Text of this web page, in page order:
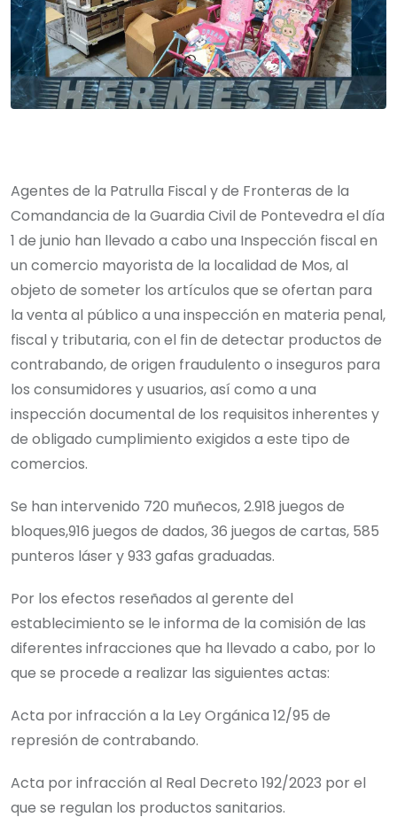
Agentes de la Patrulla Fiscal y de Fronteras de la
Comandancia de la Guardia Civil de Pontevedra el día
1 de junio han llevado a cabo una Inspección fiscal en
un comercio mayorista de la localidad de Mos, al
objeto de someter los artículos que se ofertan para
la venta al público a una inspección en materia penal,
fiscal y tributaria, con el fin de detectar productos de
contrabando, de origen fraudulento o inseguros para
los consumidores y usuarios, así como a una
inspección documental de los requisitos inherentes y
de obligado cumplimiento exigidos a este tipo de
comercios.
Se han intervenido 720 muñecos, 2.918 juegos de
bloques,916 juegos de dados, 36 juegos de cartas, 585
punteros láser y 933 gafas graduadas.
Por los efectos reseñados al gerente del
establecimiento se le informa de la comisión de las
diferentes infracciones que ha llevado a cabo, por lo
que se procede a realizar las siguientes actas:
Acta por infracción a la Ley Orgánica 12/95 de
represión de contrabando.
Acta por infracción al Real Decreto 192/2023 por el
que se regulan los productos sanitarios.